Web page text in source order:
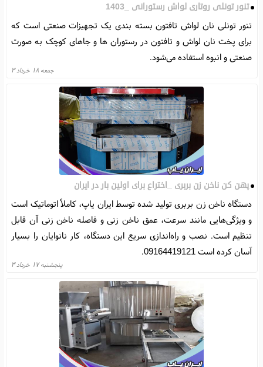
تنور تونلی روتاری لواش رستورانی _1403
تنور تونلی نان لواش تافتون بسته بندی یک تجهیزات صنعتی است که
برای پخت نان لواش و تافتون در رستوران ها و جاهای کوچک به صورت
صنعتی و انبوه استفاده می‌شود.
جمعه ۱۸ خرداد ۳
پهن کن ناخن زن بربری _اختراع برای اولین بار در ایران
دستگاه ناخن زن بربری تولید شده توسط ایران یاپ، کاملاً اتوماتیک است
و ویژگی‌هایی مانند سرعت، عمق ناخن زنی و فاصله ناخن زنی آن قابل
تنظیم است. نصب و راه‌اندازی سریع این دستگاه، کار نانوایان را بسیار
آسان کرده است 09164419121.
پنجشنبه ۱۷ خرداد ۳